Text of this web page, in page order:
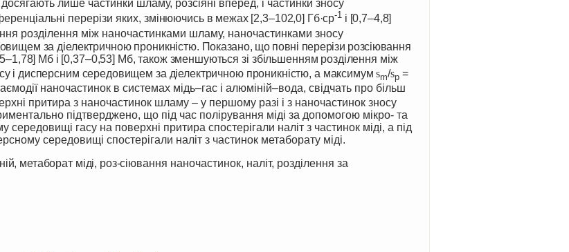
лише частинки шламу, розсіяні вперед, і частинки зносу
перерізи яких, змінюючись в межах [2,3–102,0] Гб·ср-1і [0,7–4,8]
розділення між наночастинками шламу, наночастинками зносу
за діелектричною проникністю. Показано, що повні перерізи розсіювання
Мб і [0,37–0,53] Мб, також зменшуються зі збільшенням розділення між
і дисперсним середовищем за діелектричною проникністю, а максимумsm/sp =
наночастинок в системах мідь–гас і алюміній–вода, свідчать про більш
притира з наночастинок шламу – у першому разі і з наночастинок зносу
підтверджено, що під час полірування міді за допомогою мікро- та
гасу на поверхні притира спостерігали наліт з частинок міді, а під
середовищі спостерігали наліт з частинок метаборату міді.
метаборат міді, роз-сіювання наночастинок, наліт, розділення за